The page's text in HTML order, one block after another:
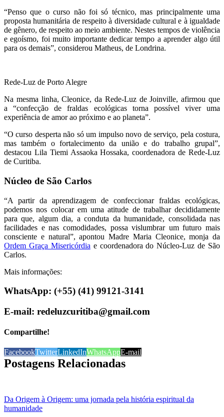
“Penso que o curso não foi só técnico, mas principalmente uma
proposta humanitária de respeito à diversidade cultural e à igualdade
de gênero, de respeito ao meio ambiente. Nestes tempos de violência
e egoísmo, foi muito importante dedicar tempo a aprender algo útil
para os demais”, considerou Matheus, de Londrina.
Rede-Luz de Porto Alegre
Na mesma linha, Cleonice, da Rede-Luz de Joinville, afirmou que
a “confecção de fraldas ecológicas torna possível viver uma
experiência de amor ao próximo e ao planeta”.
“O curso desperta não só um impulso novo de serviço, pela costura,
mas também o fortalecimento da união e do trabalho grupal”,
destacou Lila Tiemi Assaoka Hossaka, coordenadora de Rede-Luz
de Curitiba.
Núcleo de São Carlos
“A partir da aprendizagem de confeccionar fraldas ecológicas,
podemos nos colocar em uma atitude de trabalhar decididamente
para que, algum dia, a conduta da humanidade, consolidada nas
facilidades e nas comodidades, possa vislumbrar um futuro mais
consciente e natural”, apontou Madre Maria Cleonice, monja da
Ordem Graça Misericórdia e coordenadora do Núcleo-Luz de São
Carlos.
Mais informações:
WhatsApp: (+55) (41) 99121-3141
E-mail: redeluzcuritiba@gmail.com
Compartilhe!
FacebookTwitterLinkedInWhatsAppE-mail
Postagens Relacionadas
Da Origem à Origem: uma jornada pela história espiritual da
humanidade